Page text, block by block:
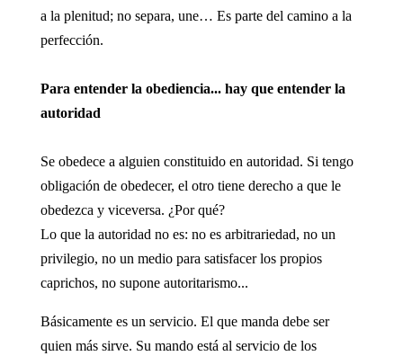
a la plenitud; no separa, une… Es parte del camino a la
perfección.
Para entender la obediencia... hay que entender la
autoridad
Se obedece a alguien constituido en autoridad. Si tengo
obligación de obedecer, el otro tiene derecho a que le
obedezca y viceversa. ¿Por qué?
Lo que la autoridad no es: no es arbitrariedad, no un
privilegio, no un medio para satisfacer los propios
caprichos, no supone autoritarismo...
Básicamente es un servicio. El que manda debe ser
quien más sirve. Su mando está al servicio de los